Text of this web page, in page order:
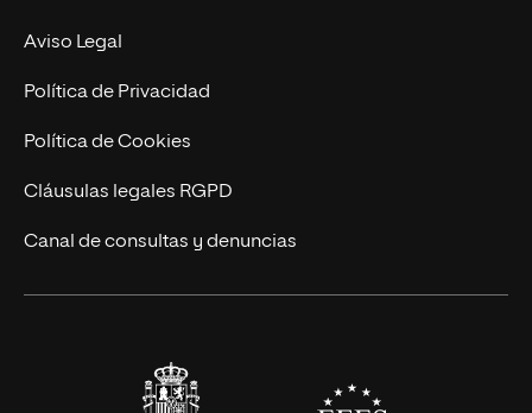
Experto Universitario
Postgrados
Cursos Universitarios
Nuestro Equipo
Trabaja en UNIR
Actualidad
UNIR Revista
Eventos
Aviso Legal
Política de Privacidad
Política de Cookies
Cláusulas legales RGPD
Canal de consultas y denuncias